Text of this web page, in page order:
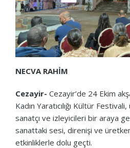
NECVA RAHİM
Cezayir- Cezayir’de 24 Ekim
Kadın Yaratıcılığı Kültür
sanatçı ve izleyicileri bir araya
sanattaki sesi, direnişi ve
etkinliklerle dolu geçti.